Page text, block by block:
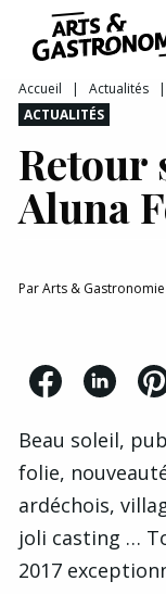
Recettes
Reportages
Actualités
Interviews
Accueil | Actualités |
ACTUALITÉS
Retour
Aluna
ParArts &
Beau soleil,
folie,
ardéchois,
joli casting …
2017